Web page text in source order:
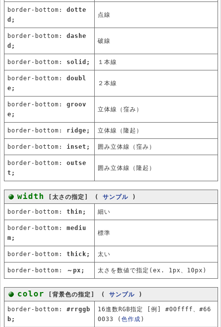
border-bottom: dotte
d;
点線
border-bottom: dashe
d;
破線
border-bottom: solid; １本線
border-bottom: doubl
e;
２本線
border-bottom: groov
e;
立体線（窪み）
border-bottom: ridge; 立体線（隆起）
border-bottom: inset; 囲み立体線（窪み）
border-bottom: outse
t;
囲み立体線（隆起）
width [太さの指定] ( サンプル )
border-bottom: thin; 細い
border-bottom: mediu
m;
標準
border-bottom: thick; 太い
border-bottom: ～px; 太さを数値で指定(ex. 1px、10px)
color [背景色の指定] ( サンプル )
border-bottom: #rrggb
b;
16進数RGB指定 [例] #00ffff、#66
0033 ( 色作成 )